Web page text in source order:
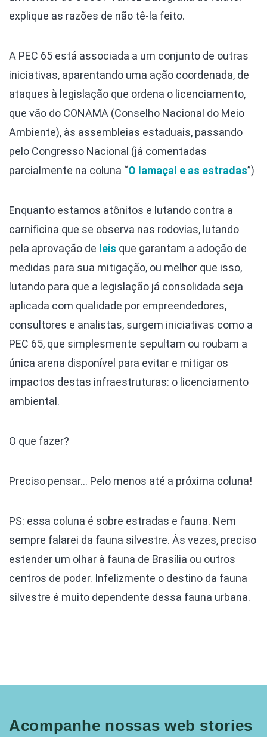
explique as razões de não tê-la feito.
A PEC 65 está associada a um conjunto de outras
iniciativas, aparentando uma ação coordenada, de
ataques à legislação que ordena o licenciamento,
que vão do CONAMA (Conselho Nacional do Meio
Ambiente), às assembleias estaduais, passando
pelo Congresso Nacional (já comentadas
parcialmente na coluna “O lamaçal e as estradas”)
Enquanto estamos atônitos e lutando contra a
carnificina que se observa nas rodovias, lutando
pela aprovação de leis que garantam a adoção de
medidas para sua mitigação, ou melhor que isso,
lutando para que a legislação já consolidada seja
aplicada com qualidade por empreendedores,
consultores e analistas, surgem iniciativas como a
PEC 65, que simplesmente sepultam ou roubam a
única arena disponível para evitar e mitigar os
impactos destas infraestruturas: o licenciamento
ambiental.
O que fazer?
Preciso pensar… Pelo menos até a próxima coluna!
PS: essa coluna é sobre estradas e fauna. Nem
sempre falarei da fauna silvestre. Às vezes, preciso
estender um olhar à fauna de Brasília ou outros
centros de poder. Infelizmente o destino da fauna
silvestre é muito dependente dessa fauna urbana.
Acompanhe nossas web stories